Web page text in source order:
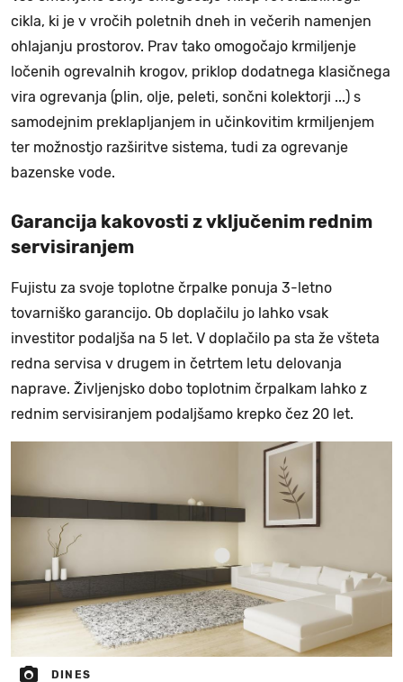
cikla, ki je v vročih poletnih dneh in večerih namenjen
ohlajanju prostorov. Prav tako omogočajo krmiljenje
ločenih ogrevalnih krogov, priklop dodatnega klasičnega
vira ogrevanja (plin, olje, peleti, sončni kolektorji ...) s
samodejnim preklapljanjem in učinkovitim krmiljenjem
ter možnostjo razširitve sistema, tudi za ogrevanje
bazenske vode.
Garancija kakovosti z vključenim rednim
servisiranjem
Fujistu za svoje toplotne črpalke ponuja 3-letno
tovarniško garancijo. Ob doplačilu jo lahko vsak
investitor podaljša na 5 let. V doplačilo pa sta že všteta
redna servisa v drugem in četrtem letu delovanja
naprave. Življenjsko dobo toplotnim črpalkam lahko z
rednim servisiranjem podaljšamo krepko čez 20 let.
DINES